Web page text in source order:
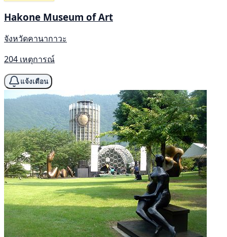
Hakone Museum of Art
จังหวัดคานากาวะ
204 เหตุการณ์
แจ้งเตือน